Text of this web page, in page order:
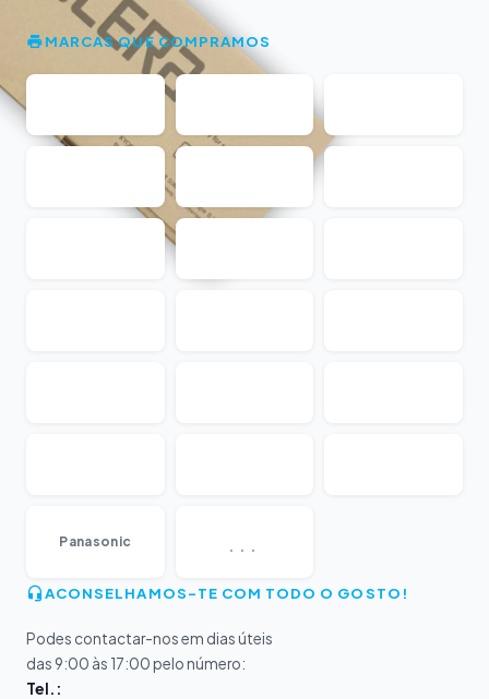
MARCAS QUE COMPRAMOS
Panasonic ...
ACONSELHAMOS-TE COM TODO O GOSTO!
Podes contactar-nos em dias úteis
das 9:00 às 17:00 pelo número:
Tel.: